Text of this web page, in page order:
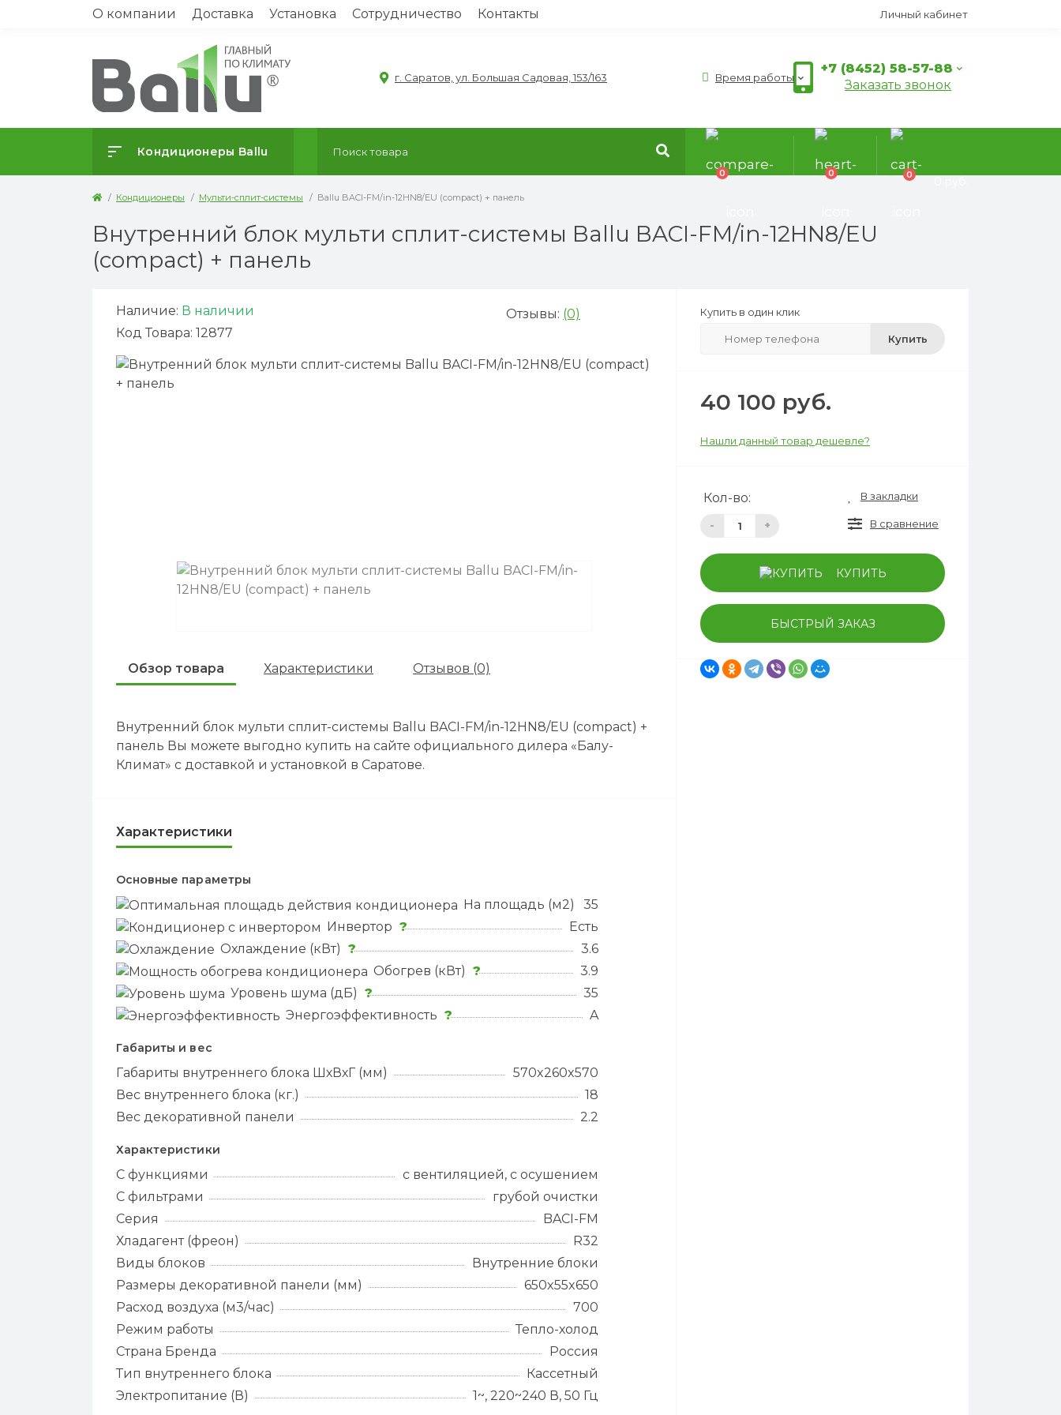
О компании Доставка Установка Сотрудничество Контакты Личный кабинет
г. Саратов, ул. Большая Садовая, 153/163 Время работы
+7 (8452) 58-57-88
Заказать звонок
Кондиционеры Ballu
0 0 0
Кондиционеры Мульти-сплит-системы Ballu BACI-FM/in-12HN8/EU (compact) + панель
Внутренний блок мульти сплит-системы Ballu BACI-FM/in-12HN8/EU
(compact) + панель
Наличие: В наличии
Код Товара: 12877
Отзывы: (0)
Обзор товара Характеристики Отзывов (0)
Внутренний блок мульти сплит-системы Ballu BACI-FM/in-12HN8/EU (compact) +
панель Вы можете выгодно купить на сайте официального дилера «Балу-
Климат» с доставкой и установкой в Саратове.
Характеристики
Основные параметры
На площадь (м2) ?
35
Инвертор ?
Есть
Охлаждение (кВт) ?
3.6
Обогрев (кВт) ?
3.9
Уровень шума (дБ) ?
35
Энергоэффективность ? A
Габариты и вес
Габариты внутреннего блока ШхВхГ (мм)
570x260x570
Вес внутреннего блока (кг.)
18
Вес декоративной панели
2.2
Характеристики
С функциями
с вентиляцией, с осушением
С фильтрами
грубой очистки
Серия
BACI-FM
Хладагент (фреон)
R32
Виды блоков
Внутренние блоки
Размеры декоративной панели (мм)
650x55x650
Расход воздуха (м3/час)
700
Режим работы
Тепло-холод
Страна Бренда
Россия
Тип внутреннего блока
Кассетный
Электропитание (В)
1~, 220~240 В, 50 Гц
Купить в один клик
Купить
40 100 руб.
Нашли данный товар дешевле?
Кол-во:
- +
В закладки
В сравнение
КУПИТЬ
БЫСТРЫЙ ЗАКАЗ